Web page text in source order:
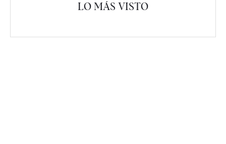
LO MÁS VISTO